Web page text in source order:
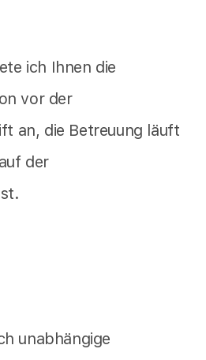
ich Ihnen die
vor der
an, die Betreuung läuft
der
unabhängige